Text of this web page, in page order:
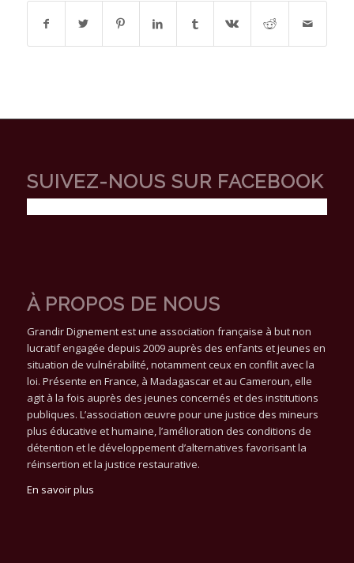
SUIVEZ-NOUS SUR FACEBOOK
À PROPOS DE NOUS
Grandir Dignement est une association française à but non
lucratif engagée depuis 2009 auprès des enfants et jeunes en
situation de vulnérabilité, notamment ceux en conflit avec la
loi. Présente en France, à Madagascar et au Cameroun, elle
agit à la fois auprès des jeunes concernés et des institutions
publiques. L’association œuvre pour une justice des mineurs
plus éducative et humaine, l’amélioration des conditions de
détention et le développement d’alternatives favorisant la
réinsertion et la justice restaurative.
En savoir plus